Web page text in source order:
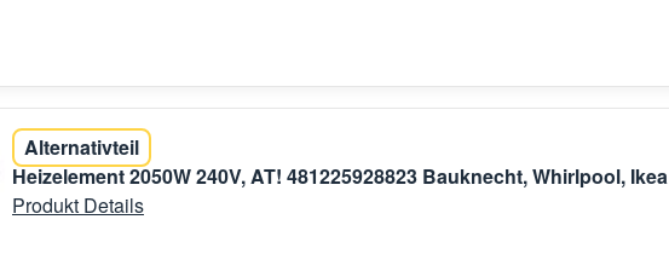
Alternativteil
Heizelement 2050W 240V, AT! 481225928823 Bauknecht, Whirlpool, Ikea
Produkt Details